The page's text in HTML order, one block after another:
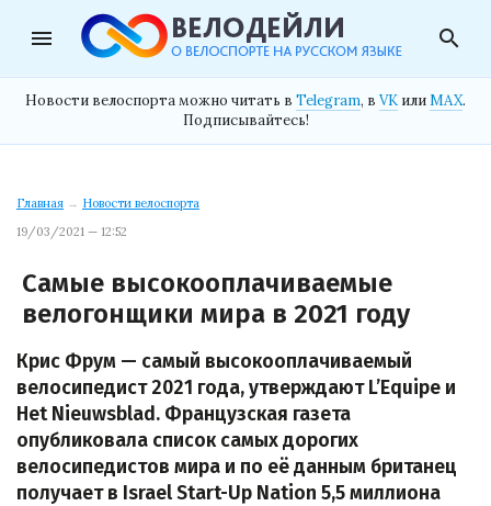
menu search
Новости велоспорта можно читать в Telegram, в VK илиMAX.
Подписывайтесь!
Главная → Новости велоспорта
19/03/2021 — 12:52
Самые высокооплачиваемые
велогонщики мира в 2021 году
Крис Фрум — самый высокооплачиваемый
велосипедист 2021 года, утверждают L’Equipe и
Het Nieuwsblad. Французская газета
опубликовала список самых дорогих
велосипедистов мира и по её данным британец
получает в Israel Start-Up Nation 5,5 миллиона